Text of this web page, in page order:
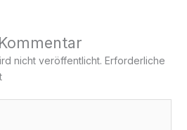
nicht veröffentlicht. Erforderliche